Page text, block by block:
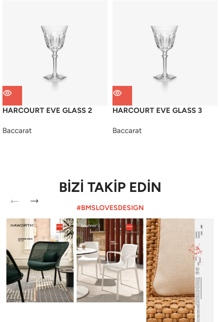
HARCOURT EVE GLASS 2
Baccarat
HARCOURT EVE GLASS 3
Baccarat
BİZİ TAKİP EDİN
#BMSLOVESDESIGN